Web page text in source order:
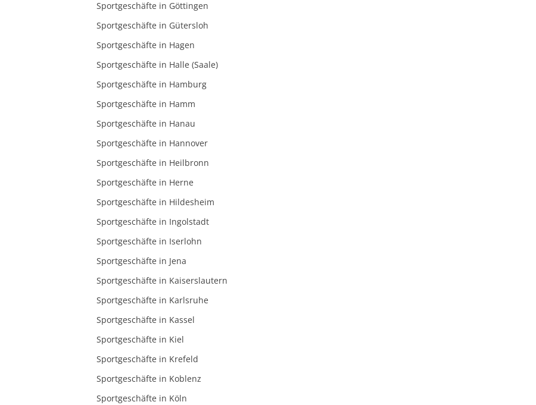
Sportgeschäfte in Göttingen
Sportgeschäfte in Gütersloh
Sportgeschäfte in Hagen
Sportgeschäfte in Halle (Saale)
Sportgeschäfte in Hamburg
Sportgeschäfte in Hamm
Sportgeschäfte in Hanau
Sportgeschäfte in Hannover
Sportgeschäfte in Heilbronn
Sportgeschäfte in Herne
Sportgeschäfte in Hildesheim
Sportgeschäfte in Ingolstadt
Sportgeschäfte in Iserlohn
Sportgeschäfte in Jena
Sportgeschäfte in Kaiserslautern
Sportgeschäfte in Karlsruhe
Sportgeschäfte in Kassel
Sportgeschäfte in Kiel
Sportgeschäfte in Krefeld
Sportgeschäfte in Koblenz
Sportgeschäfte in Köln